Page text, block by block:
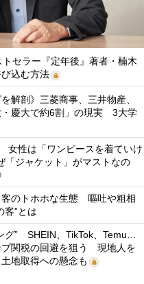
セラー『定年後』著者・楠木
込む方法
解剖》三菱商事、三井物産、
・慶大で約6割」の現実 3大学
女性は「ワンピースを着ていけ
「ジャケット」がマストなの
客のトホホな生態 嘔吐や粗相
客”とは
グ” SHEIN、TikTok、Temu…
プ関税の回避を狙う 現地人を
地取得への懸念も